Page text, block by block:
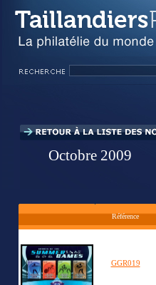
Octobre 2009
Référence
GGR019